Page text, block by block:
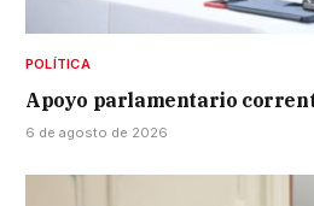
POLÍTICA
Apoyo parlamentario
6 de agosto de 2026